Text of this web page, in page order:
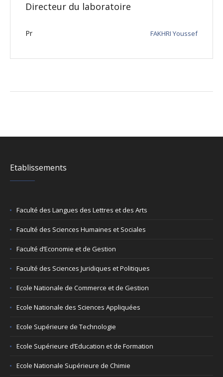
Directeur du laboratoire
Pr FAKHRI Youssef
Etablissements
Faculté des Langues des Lettres et des Arts
Faculté des Sciences Humaines et Sociales
Faculté d’Economie et de Gestion
Faculté des Sciences Juridiques et Politiques
Ecole Nationale de Commerce et de Gestion
Ecole Nationale des Sciences Appliquées
Ecole Supérieure de Technologie
Ecole Supérieure d’Education et de Formation
Ecole Nationale Supérieure de Chimie